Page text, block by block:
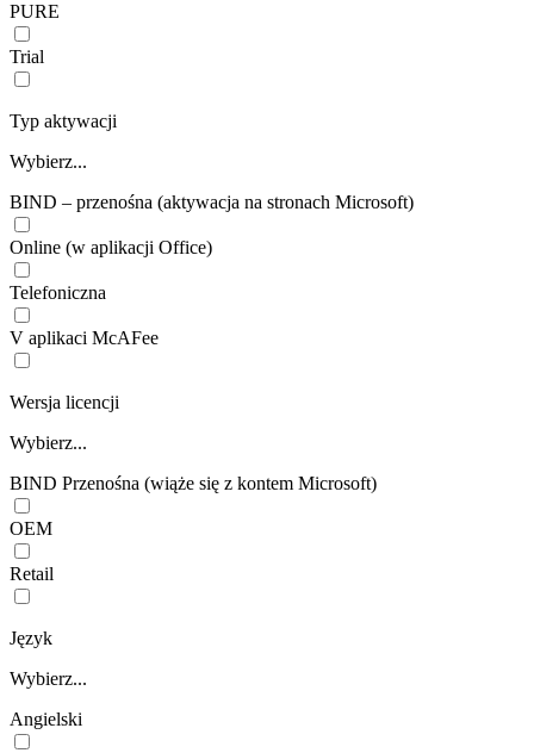
PURE
Trial
Typ aktywacji
Wybierz...
BIND – przenośna (aktywacja na stronach Microsoft)
Online (w aplikacji Office)
Telefoniczna
V aplikaci McAFee
Wersja licencji
Wybierz...
BIND Przenośna (wiąże się z kontem Microsoft)
OEM
Retail
Język
Wybierz...
Angielski